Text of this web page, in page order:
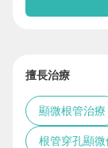
擅長治療
顯微根管治療
根管穿孔顯微